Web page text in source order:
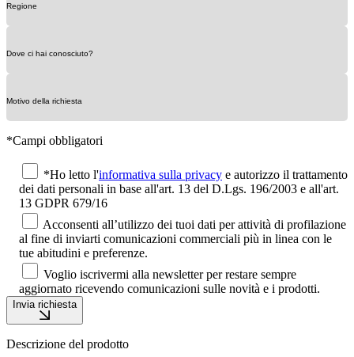
*Campi obbligatori
*Ho letto l'informativa sulla privacy e autorizzo il trattamento
dei dati personali in base all'art. 13 del D.Lgs. 196/2003 e all'art.
13 GDPR 679/16
Acconsenti all’utilizzo dei tuoi dati per attività di profilazione
al fine di inviarti comunicazioni commerciali più in linea con le
tue abitudini e preferenze.
Voglio iscrivermi alla newsletter per restare sempre
aggiornato ricevendo comunicazioni sulle novità e i prodotti.
Invia richiesta
Descrizione del prodotto